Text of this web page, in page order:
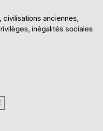
anciennes,
inégalités sociales